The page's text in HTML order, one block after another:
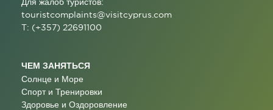
touristcomplaints@visitcyprus.com
T: (+357) 22691100
ЧЕМ ЗАНЯТЬСЯ
Солнце и Море
Спорт и Тренировки
Здоровье и Оздоровление